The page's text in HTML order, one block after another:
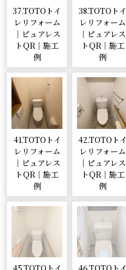
37.TOTOトイ
レリフォーム
｜ピュアレス
トQR｜施工
例
38.TOTOトイ
レリフォーム
｜ピュアレス
トQR｜施工
例
41.TOTOトイ
レリフォーム
｜ピュアレス
トQR｜施工
例
42.TOTOトイ
レリフォーム
｜ピュアレス
トQR｜施工
例